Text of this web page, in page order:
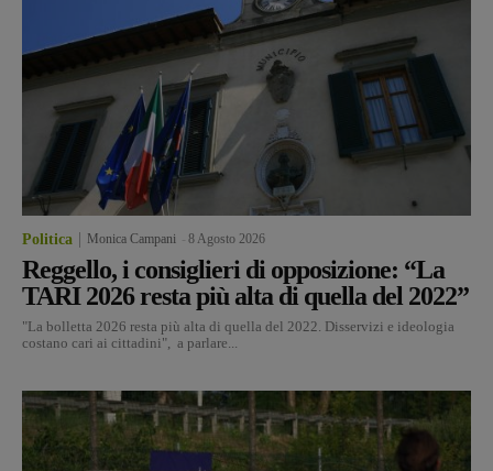
Politica Monica Campani 8 Agosto 2026
Reggello, i consiglieri di opposizione: “La
TARI 2026 resta più alta di quella del 2022”
"La bolletta 2026 resta più alta di quella del 2022. Disservizi e ideologia
costano cari ai cittadini", a parlare...